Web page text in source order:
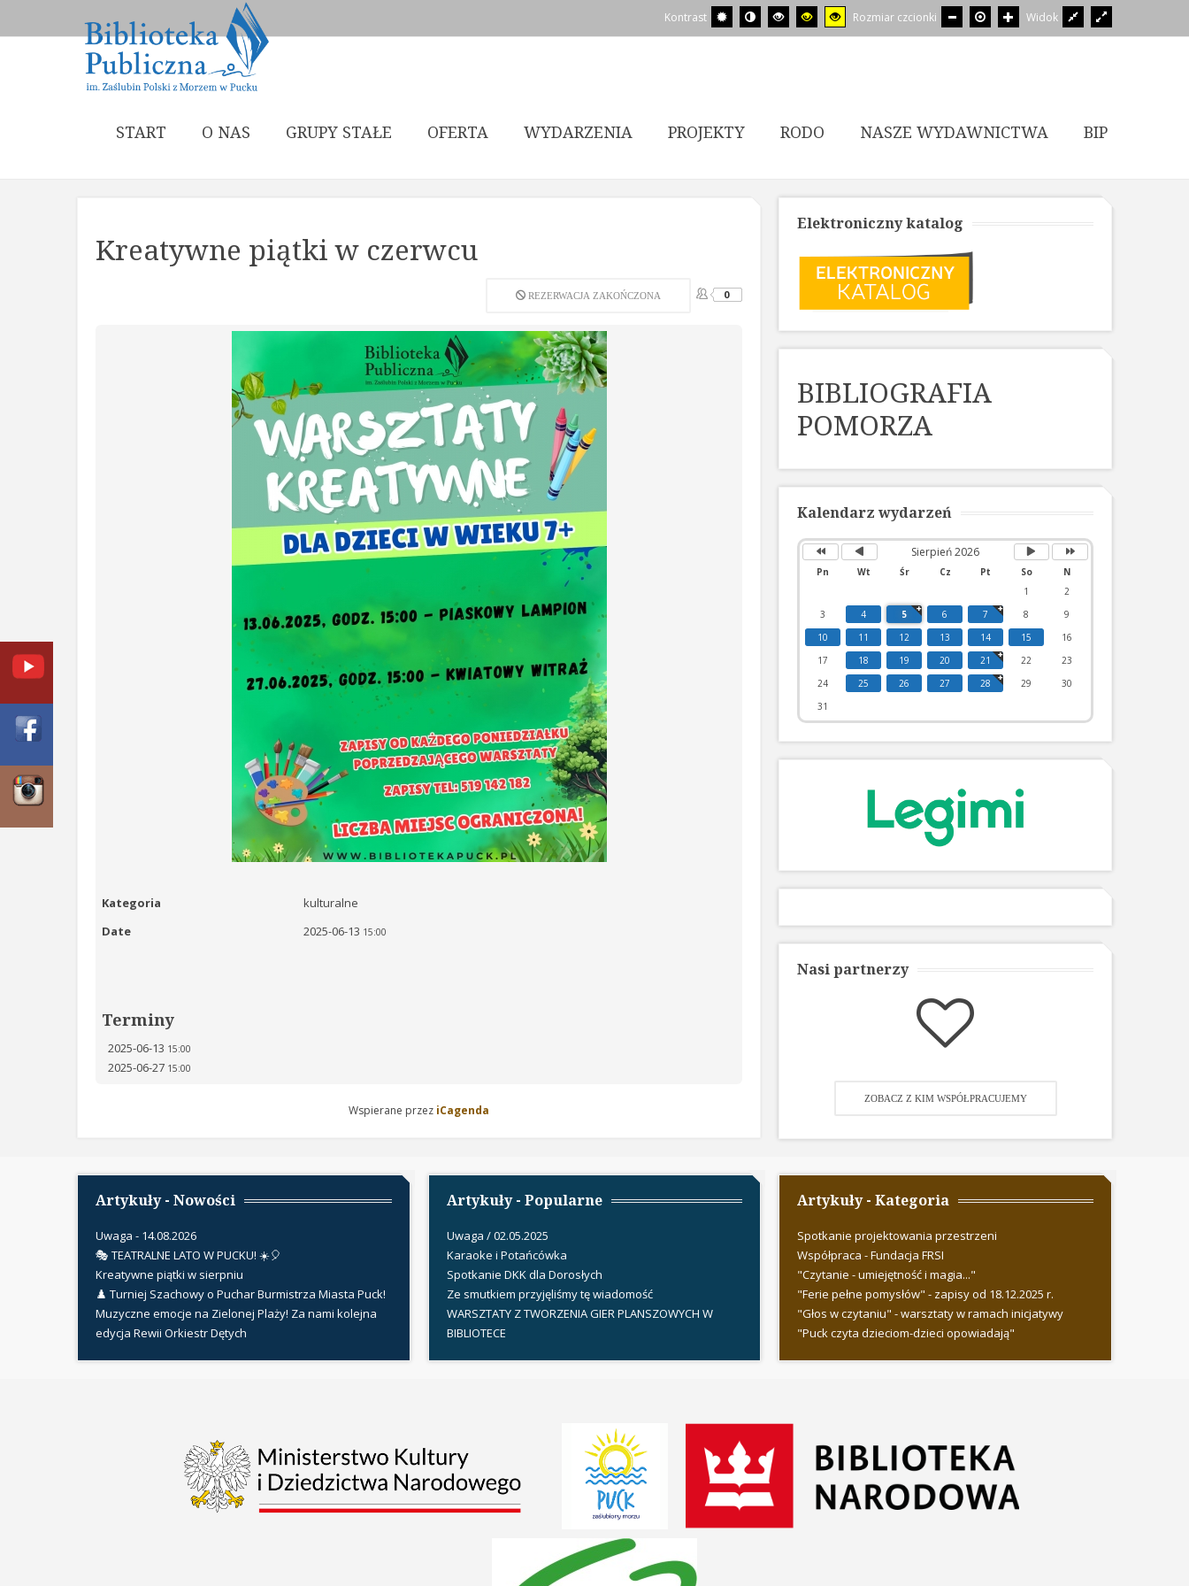
Kontrast Rozmiar czcionki Widok
START O NAS GRUPY STAŁE OFERTA WYDARZENIA PROJEKTY RODO NASZE WYDAWNICTWA BIP
Kreatywne piątki w czerwcu
REZERWACJA ZAKOŃCZONA 0
Kategoria
kulturalne
Date
2025-06-13 15:00
Terminy
2025-06-13 15:00
2025-06-27 15:00
Wspierane przez iCagenda
Elektroniczny katalog
BIBLIOGRAFIA
POMORZA
Kalendarz wydarzeń
Sierpień 2026
Pn Wt Śr Cz Pt So
N
1
2
3
4 5 6 7 8
9
10
11 12 13 14 15
16
17
18 19 20 21 22
23
24
25 26 27 28 29
30
31
Nasi partnerzy
ZOBACZ Z KIM WSPÓŁPRACUJEMY
Artykuły - Nowości
Uwaga - 14.08.2026
🎭 TEATRALNE LATO W PUCKU! ☀️🎈
Kreatywne piątki w sierpniu
♟️ Turniej Szachowy o Puchar Burmistrza Miasta Puck!
Muzyczne emocje na Zielonej Plaży! Za nami kolejna
edycja Rewii Orkiestr Dętych
Artykuły - Popularne
Uwaga / 02.05.2025
Karaoke i Potańcówka
Spotkanie DKK dla Dorosłych
Ze smutkiem przyjęliśmy tę wiadomość
WARSZTATY Z TWORZENIA GIER PLANSZOWYCH W
BIBLIOTECE
Artykuły - Kategoria
Spotkanie projektowania przestrzeni
Współpraca - Fundacja FRSI
"Czytanie - umiejętność i magia..."
"Ferie pełne pomysłów" - zapisy od 18.12.2025 r.
"Głos w czytaniu" - warsztaty w ramach inicjatywy
"Puck czyta dzieciom-dzieci opowiadają"